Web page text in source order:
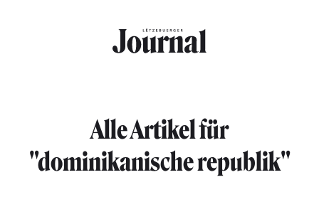
Alle Artikel für
"dominikanische republik"